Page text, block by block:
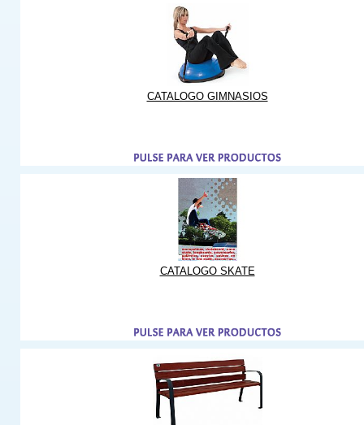
CATALOGO GIMNASIOS
CATALOGO SKATE